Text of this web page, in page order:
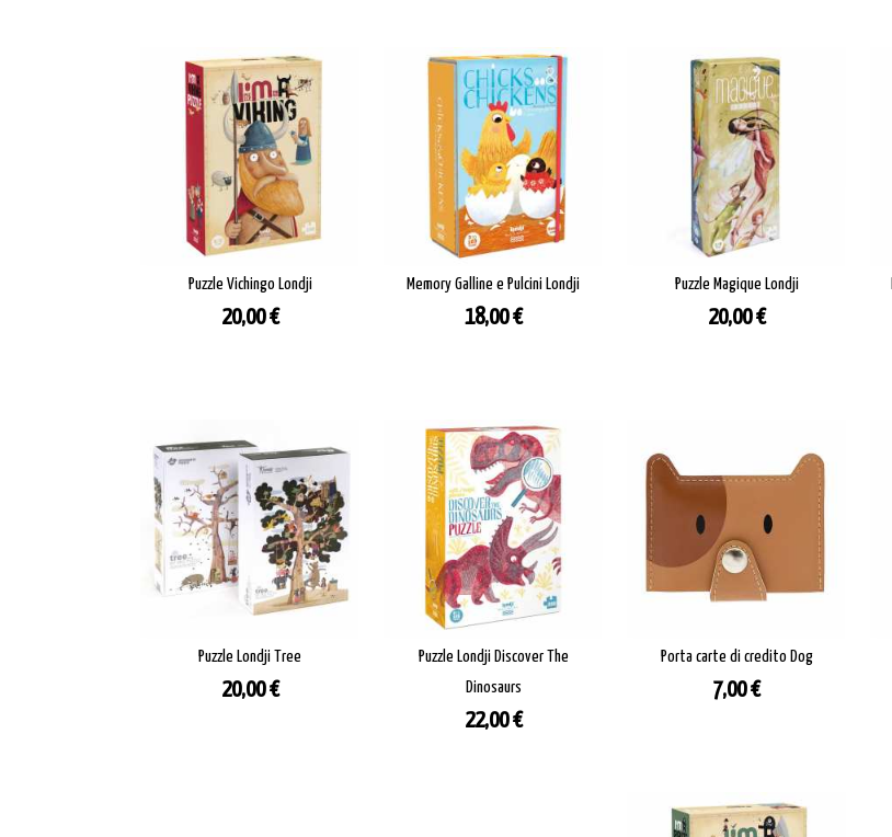
Puzzle Vichingo Londji
Prezzo
20,00 €
Memory Galline e Pulcini Londji
Prezzo
18,00 €
Puzzle Magique Londji
Prezzo
20,00 €
Puzzle Londji Tree
Prezzo
20,00 €
Puzzle Londji Discover The
Dinosaurs
Prezzo
22,00 €
Porta carte di credito Dog
Prezzo
7,00 €